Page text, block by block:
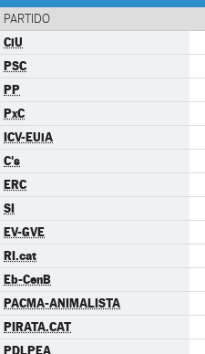
PARTIDO
CiU
PSC
PP
PxC
ICV-EUiA
C's
ERC
SI
EV-GVE
RI.cat
Eb-CenB
PACMA-ANIMALISTA
PIRATA.CAT
PDLPEA